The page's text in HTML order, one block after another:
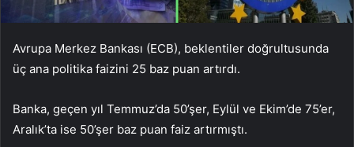
Avrupa Merkez Bankası (ECB), beklentiler doğrultusunda
üç ana politika faizini 25 baz puan artırdı.
Banka, geçen yıl Temmuz’da 50’şer, Eylül ve Ekim’de 75’er,
Aralık’ta ise 50’şer baz puan faiz artırmıştı.